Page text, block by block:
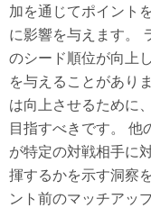
加を通じてポイント
に影響を与えます。
のシード順位が向上
を与えることがあり
は向上させるために
目指すべきです。 他
が特定の対戦相手に
揮するかを示す洞察
ント前のマッチアッ